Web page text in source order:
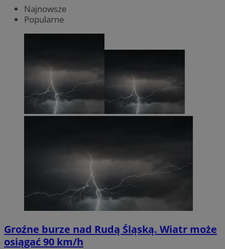
Najnowsze
Popularne
Groźne burze nad Rudą Śląską. Wiatr może
osiągać 90 km/h